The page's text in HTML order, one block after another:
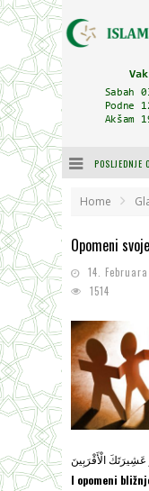
POSLJEDNJE
Home
Opomeni
14. Februara
1514
عَشِيرَتَكَ الْأَقْرَبِينَ
I opomeni